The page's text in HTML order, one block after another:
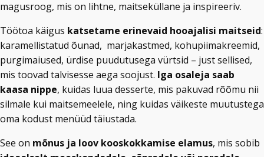
magusroog, mis on lihtne, maitseküllane ja inspireeriv.
Töötoa käigus katsetame erinevaid hooajalisi maitseid:
karamellistatud õunad, marjakastmed, kohupiimakreemid,
purgimaiused, ürdise puudutusega vürtsid – just sellised,
mis toovad talvisesse aega soojust. Iga osaleja saab
kaasa nippe, kuidas luua desserte, mis pakuvad rõõmu nii
silmale kui maitsemeelele, ning kuidas väikeste muutustega
oma kodust menüüd täiustada.
See on mõnus ja loov kooskokkamise elamus, mis sobib